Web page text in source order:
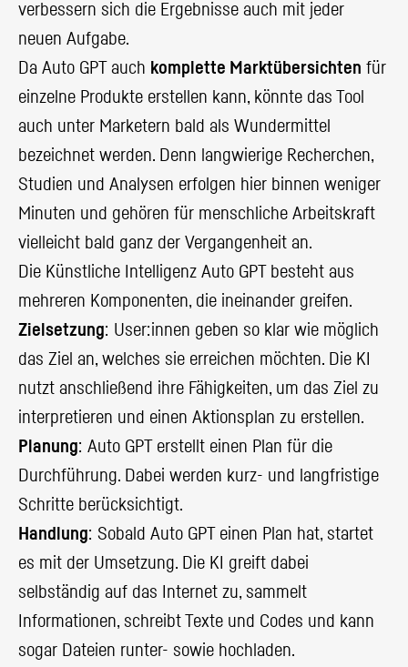
verbessern sich die Ergebnisse auch mit jeder
neuen Aufgabe.
Da Auto GPT auch komplette Marktübersichten für
einzelne Produkte erstellen kann, könnte das Tool
auch unter Marketern bald als Wundermittel
bezeichnet werden. Denn langwierige Recherchen,
Studien und Analysen erfolgen hier binnen weniger
Minuten und gehören für menschliche Arbeitskraft
vielleicht bald ganz der Vergangenheit an.
Die Künstliche Intelligenz Auto GPT besteht aus
mehreren Komponenten, die ineinander greifen.
Zielsetzung: User:innen geben so klar wie möglich
das Ziel an, welches sie erreichen möchten. Die KI
nutzt anschließend ihre Fähigkeiten, um das Ziel zu
interpretieren und einen Aktionsplan zu erstellen.
Planung: Auto GPT erstellt einen Plan für die
Durchführung. Dabei werden kurz- und langfristige
Schritte berücksichtigt.
Handlung: Sobald Auto GPT einen Plan hat, startet
es mit der Umsetzung. Die KI greift dabei
selbständig auf das Internet zu, sammelt
Informationen, schreibt Texte und Codes und kann
sogar Dateien runter- sowie hochladen.